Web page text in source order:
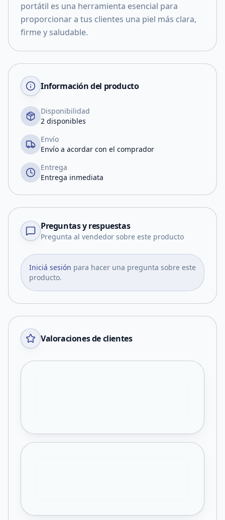
portátil es una herramienta esencial para
proporcionar a tus clientes una piel más clara,
firme y saludable.
Información del producto
Disponibilidad
2 disponibles
Envío
Envío a acordar con el comprador
Entrega
Entrega inmediata
Preguntas y respuestas
Pregunta al vendedor sobre este producto
Iniciá sesión para hacer una pregunta sobre este
producto.
Valoraciones de clientes